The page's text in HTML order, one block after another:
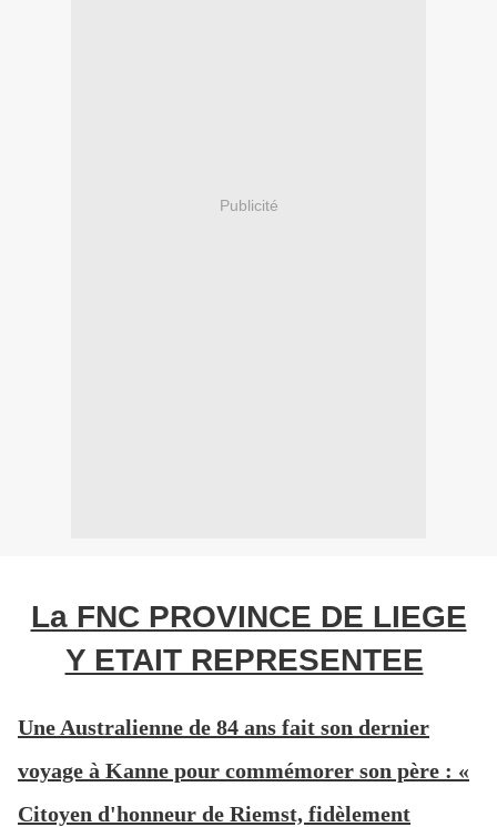
Publicité
La FNC PROVINCE DE LIEGE
Y ETAIT REPRESENTEE
Une Australienne de 84 ans fait son dernier
voyage à Kanne pour commémorer son père : «
Citoyen d'honneur de Riemst, fidèlement